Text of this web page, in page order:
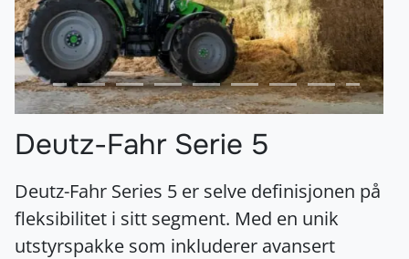
Deutz-Fahr Serie 5
Deutz-Fahr Series 5 er selve definisjonen på
fleksibilitet i sitt segment. Med en unik
utstyrspakke som inkluderer avansert